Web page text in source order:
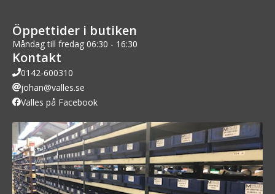
Öppettider i butiken
Måndag till fredag 06:30 - 16:30
Kontakt
0142-600310
johan@valles.se
Valles på Facebook